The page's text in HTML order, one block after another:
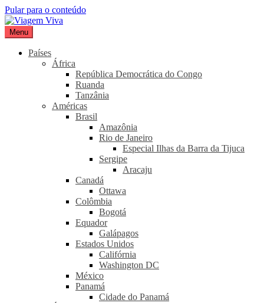
Pular para o conteúdo
Viagem Viva
Seu portal de turismo sustentável
Menu
Países
África
República Democrática do Congo
Ruanda
Tanzânia
Américas
Brasil
Amazônia
Rio de Janeiro
Especial Ilhas da Barra da Tijuca
Sergipe
Aracaju
Canadá
Ottawa
Colômbia
Bogotá
Equador
Galápagos
Estados Unidos
Califórnia
Washington DC
México
Panamá
Cidade do Panamá